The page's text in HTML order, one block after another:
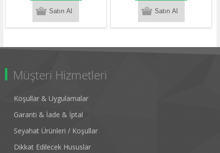
Müşteri Hizmetleri
Koşullar & Uygulamalar
Garanti & İade & İptal
Seyahat Ürünleri / Koşullar
Dikkat Edilecek Hususlar